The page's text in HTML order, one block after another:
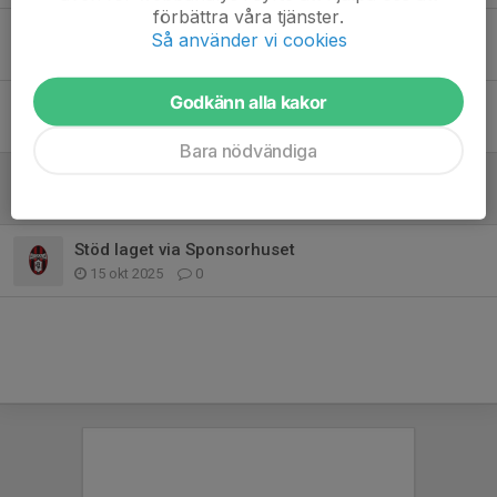
Träningstider säsong 2026
Heja heja bästa tjejerna!
27 apr, 08:13 0
Stöd laget via Sponsorhuset
15 okt 2025 0
förbättra våra tjänster.
Så använder vi cookies
Godkänn alla kakor
Bara nödvändiga